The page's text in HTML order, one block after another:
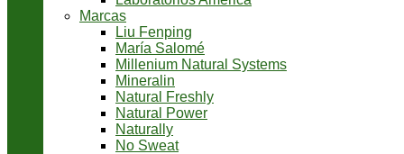
Marcas
Liu Fenping
María Salomé
Millenium Natural Systems
Mineralin
Natural Freshly
Natural Power
Naturally
No Sweat